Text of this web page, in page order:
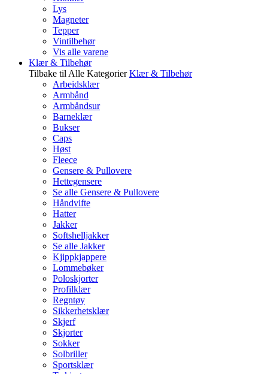
Lys
Magneter
Tepper
Vintilbehør
Vis alle varene
Klær & Tilbehør
Tilbake til Alle Kategorier Klær & Tilbehør
Arbeidsklær
Armbånd
Armbåndsur
Barneklær
Bukser
Caps
Høst
Fleece
Gensere & Pullovere
Hettegensere
Se alle Gensere & Pullovere
Håndvifte
Hatter
Jakker
Softshelljakker
Se alle Jakker
Kjippkjappere
Lommebøker
Poloskjorter
Profilklær
Regntøy
Sikkerhetsklær
Skjerf
Skjorter
Sokker
Solbriller
Sportsklær